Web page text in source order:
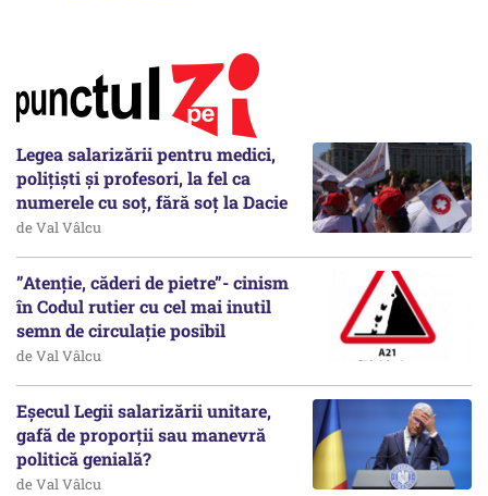
Legea salarizării pentru medici,
polițiști și profesori, la fel ca
numerele cu soț, fără soț la Dacie
de Val Vâlcu
”Atenție, căderi de pietre”- cinism
în Codul rutier cu cel mai inutil
semn de circulație posibil
de Val Vâlcu
Eșecul Legii salarizării unitare,
gafă de proporții sau manevră
politică genială?
de Val Vâlcu